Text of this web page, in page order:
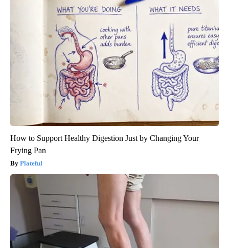
How to Support Healthy Digestion Just by Changing Your
Frying Pan
Plateful